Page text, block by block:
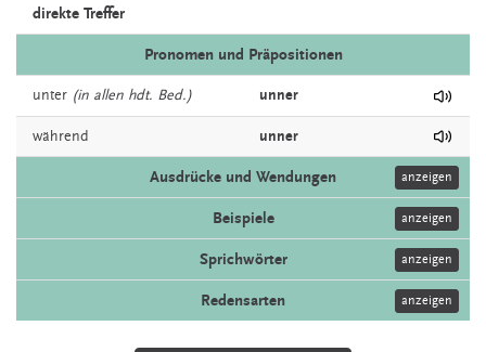
direkte Treffer
Pronomen und Präpositionen
unter (in allen hdt. Bed.) unner
während unner
Ausdrücke und Wendungen anzeigen
Beispiele anzeigen
Sprichwörter anzeigen
Redensarten anzeigen